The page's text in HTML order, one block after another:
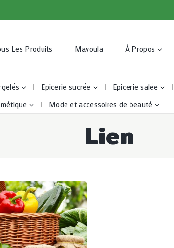
Les Produits Mavoula À Propos
Epicerie sucrée Epicerie salée
Mode et accessoires de beauté
Lien